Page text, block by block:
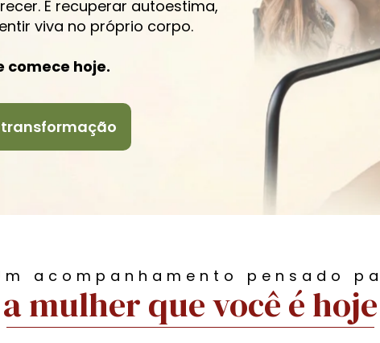
É recuperar autoestima,
viva no próprio corpo.
comece hoje.
acompanhamento pensado
a mulher que você é hoje